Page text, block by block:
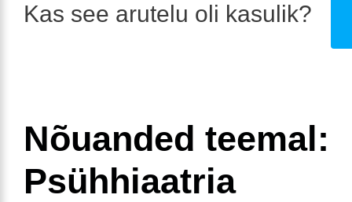
Kas see arutelu oli kasulik?
Nõuanded teemal:
Psühhiaatria